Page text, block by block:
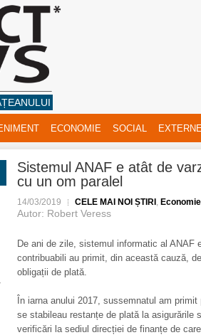
ECONOMIE SOCIAL
Sistemul ANAF e atât de
cu un om paralel
14/03/2019 CELE MAI NOI ȘTIRI , Economie
Autor: Robert Veress
De ani de zile, sistemul informatic al ANAF
contribuabili au primit, din această cauză,
obligații de plată.
În iarna anului 2017, sussemnatul am
se stabileau restanțe de plată la asigurările
verificări la sediul direcției de finanțe de